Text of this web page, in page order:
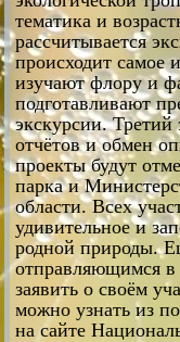
тематика и
рассчитывается
происходит самое
изучают флору и
подготавливают
экскурсии. Третий
отчётов и обмен
проекты будут
парка и
области. Всех
удивительное и
родной природы.
отправляющимся
заявить о своём
можно узнать из
на сайте